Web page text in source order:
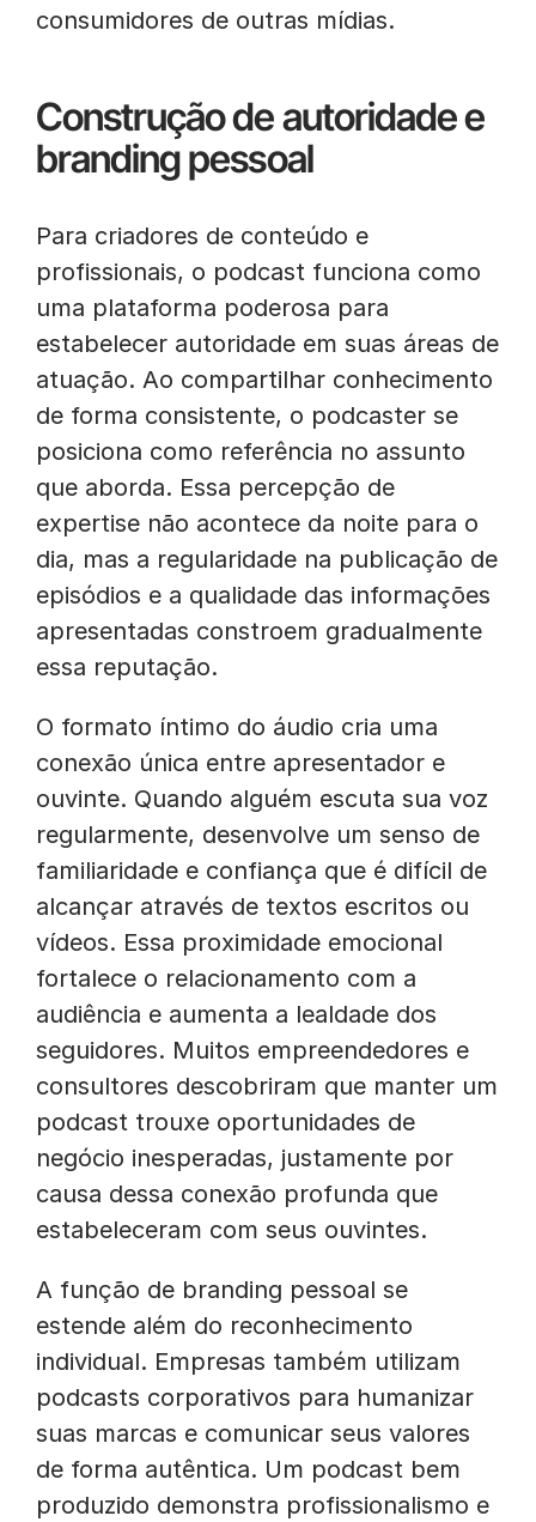
consumidores de outras mídias.
Construção de autoridade e
branding pessoal
Para criadores de conteúdo e
profissionais, o podcast funciona como
uma plataforma poderosa para
estabelecer autoridade em suas áreas de
atuação. Ao compartilhar conhecimento
de forma consistente, o podcaster se
posiciona como referência no assunto
que aborda. Essa percepção de
expertise não acontece da noite para o
dia, mas a regularidade na publicação de
episódios e a qualidade das informações
apresentadas constroem gradualmente
essa reputação.
O formato íntimo do áudio cria uma
conexão única entre apresentador e
ouvinte. Quando alguém escuta sua voz
regularmente, desenvolve um senso de
familiaridade e confiança que é difícil de
alcançar através de textos escritos ou
vídeos. Essa proximidade emocional
fortalece o relacionamento com a
audiência e aumenta a lealdade dos
seguidores. Muitos empreendedores e
consultores descobriram que manter um
podcast trouxe oportunidades de
negócio inesperadas, justamente por
causa dessa conexão profunda que
estabeleceram com seus ouvintes.
A função de branding pessoal se
estende além do reconhecimento
individual. Empresas também utilizam
podcasts corporativos para humanizar
suas marcas e comunicar seus valores
de forma autêntica. Um podcast bem
produzido demonstra profissionalismo e